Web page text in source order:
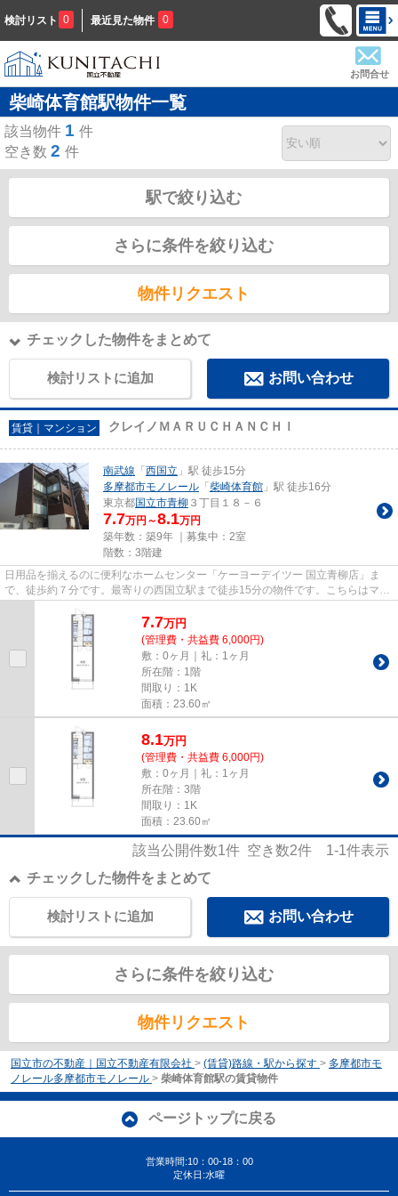
検討リスト 0 最近見た物件 0
お問合せ
柴崎体育館駅物件一覧
該当物件 1 件
空き数 2 件
駅で絞り込む
さらに条件を絞り込む
物件リクエスト
チェックした物件をまとめて
検討リストに追加 お問い合わせ
賃貸｜マンション クレイノＭＡＲＵＣＨＡＮＣＨＩ
南武線 「 西国立 」駅 徒歩15分
多摩都市モノレール 「 柴崎体育館 」駅 徒歩16分
東京都国立市青柳 ３丁目１８－６
7.7万円～8.1万円
築年数：築9年 ｜募集中： 2室
階数：3階建
日用品を揃えるのに便利なホームセンター「ケーヨーデイツー 国立青柳店」ま
で、徒歩約７分です。最寄りの西国立駅まで徒歩15分の物件です。こちらはマン
7.7万円
(管理費・共益費 6,000円)
敷：0ヶ月｜礼：1ヶ月
所在階：1階
間取り：1K
面積：23.60㎡
8.1万円
(管理費・共益費 6,000円)
敷：0ヶ月｜礼：1ヶ月
所在階：3階
間取り：1K
面積：23.60㎡
該当公開件数1件 空き数2件 1-1件表示
チェックした物件をまとめて
お問い合わせ
検討リストに追加
さらに条件を絞り込む
物件リクエスト
国立市の不動産｜国立不動産有限会社 > (賃貸)路線・駅から探す > 多摩都市モ
ノレール多摩都市モノレール > 柴崎体育館駅の賃貸物件
ページトップに戻る
営業時間:10：00-18：00
定休日:水曜